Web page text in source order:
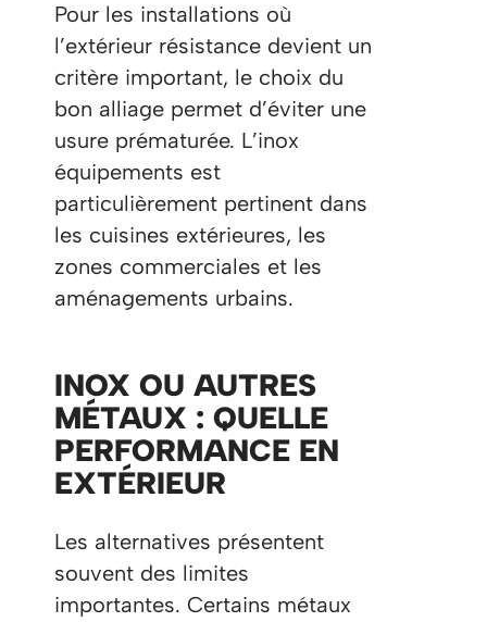
Pour les installations où
l’extérieur résistance devient un
critère important, le choix du
bon alliage permet d’éviter une
usure prématurée. L’inox
équipements est
particulièrement pertinent dans
les cuisines extérieures, les
zones commerciales et les
aménagements urbains.
INOX OU AUTRES
MÉTAUX : QUELLE
PERFORMANCE EN
EXTÉRIEUR
Les alternatives présentent
souvent des limites
importantes. Certains métaux